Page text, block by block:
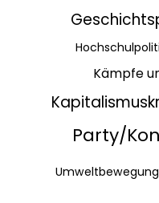
Kämpfe
Party/
Umweltbewegung